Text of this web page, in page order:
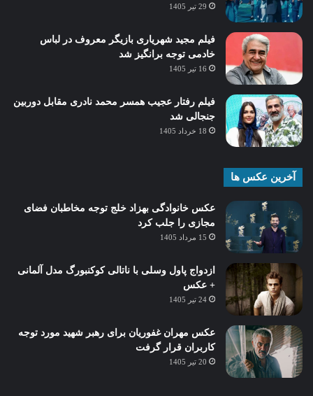
29 تیر 1405
فیلم مجید شهریاری بازیگر معروف در لباس
خادمی توجه برانگیز شد
16 تیر 1405
فیلم رفتار عجیب همسر محمد نادری مقابل دوربین
جنجالی شد
18 خرداد 1405
آخرین عکس ها
عکس خانوادگی بهزاد خلج توجه مخاطبان فضای
مجازی را جلب کرد
15 مرداد 1405
ازدواج پاول وسلی با ناتالی کوکنبورگ مدل آلمانی
+ عکس
24 تیر 1405
عکس مهران غفوریان برای رهبر شهید مورد توجه
کاربران قرار گرفت
20 تیر 1405